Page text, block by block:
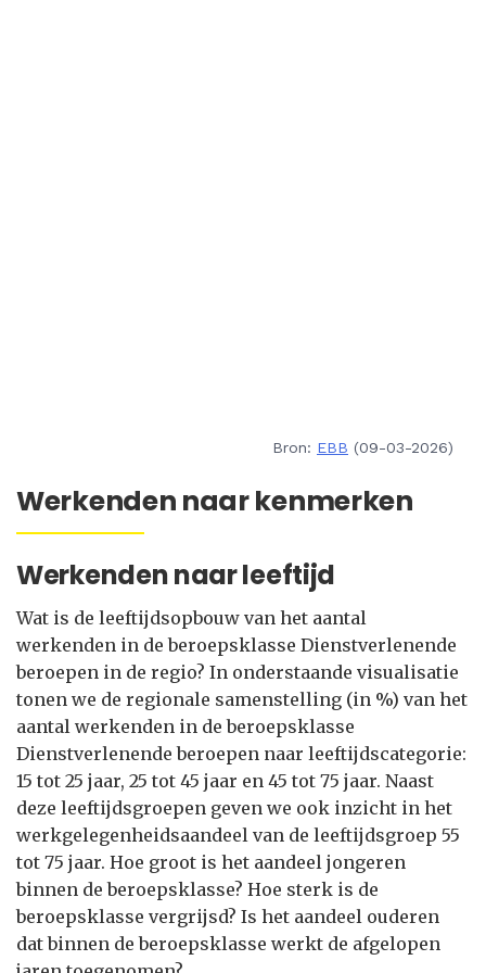
Bron: EBB (09-03-2026)
Werkenden naar kenmerken
Werkenden naar leeftijd
Wat is de leeftijdsopbouw van het aantal
werkenden in de beroepsklasse Dienstverlenende
beroepen in de regio? In onderstaande visualisatie
tonen we de regionale samenstelling (in %) van het
aantal werkenden in de beroepsklasse
Dienstverlenende beroepen naar leeftijdscategorie:
15 tot 25 jaar, 25 tot 45 jaar en 45 tot 75 jaar. Naast
deze leeftijdsgroepen geven we ook inzicht in het
werkgelegenheidsaandeel van de leeftijdsgroep 55
tot 75 jaar. Hoe groot is het aandeel jongeren
binnen de beroepsklasse? Hoe sterk is de
beroepsklasse vergrijsd? Is het aandeel ouderen
dat binnen de beroepsklasse werkt de afgelopen